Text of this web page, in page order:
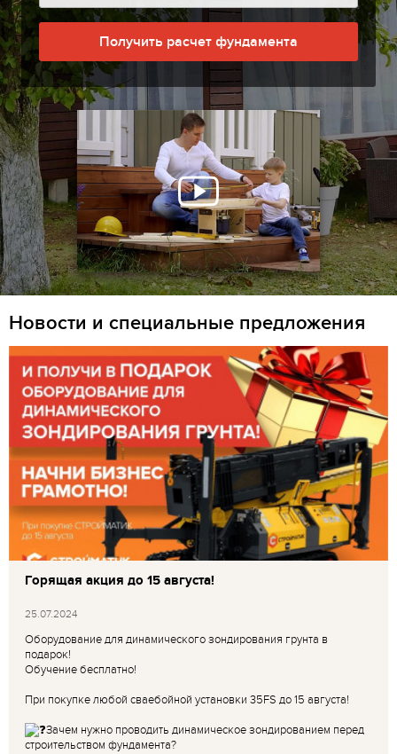
Получить расчет фундамента
Новости и специальные предложения
Горящая акция до 15 августа!
25.07.2024
Оборудование для динамического зондирования грунта в
подарок!
Обучение бесплатно!
При покупке любой сваебойной установки 35FS до 15 августа!
Зачем нужно проводить динамическое зондированием перед
строительством фундамента?